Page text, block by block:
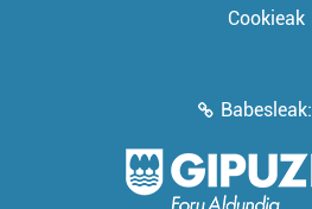
Cookieak
Babesleak: